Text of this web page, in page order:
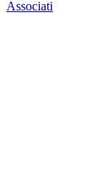
Associati